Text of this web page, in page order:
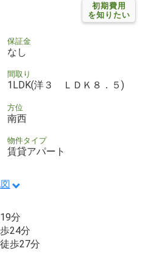
初期費用
を知りたい
保証金
なし
間取り
1LDK(洋３ ＬＤＫ８．５)
方位
南西
物件タイプ
賃貸アパート
分
24分
歩27分